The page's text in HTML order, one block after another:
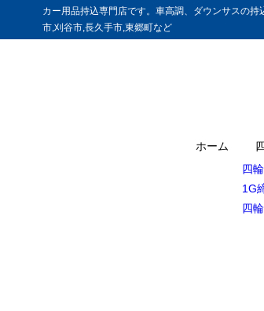
カー用品持込専門店です。車高調、ダウンサスの
市,刈谷市,長久手市,東郷町など
ホーム
四
1G
四